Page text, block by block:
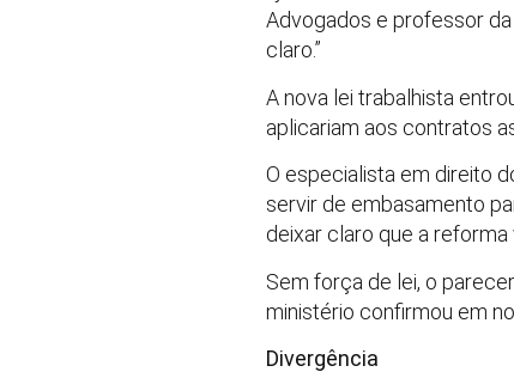
Advogados e professor
claro.”
A nova lei trabalhista
aplicariam aos contratos
O especialista em direito
servir de embasamento
deixar claro que a
Sem força de lei, o
ministério confirmou em
Divergência